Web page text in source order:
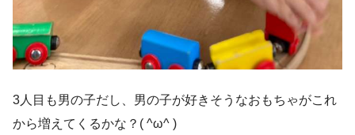
3人目も男の子だし、男の子が好きそうなおもちゃがこれ
から増えてくるかな？( ^ω^ )